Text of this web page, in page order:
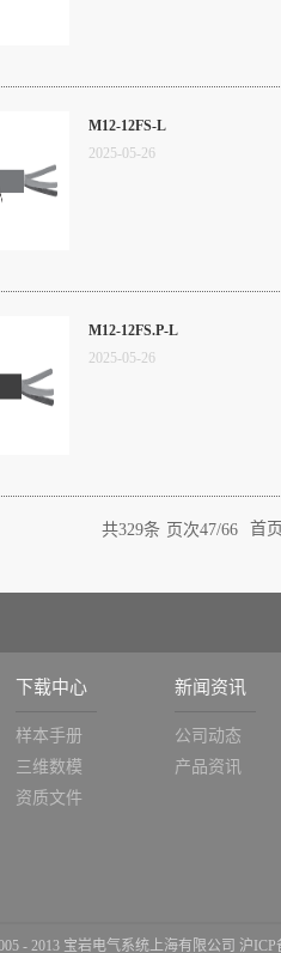
M12-12FS-L
2025-05-26
M12-12FS.P-L
2025-05-26
共329条 页次47/66 首页
下载中心
样本手册
三维数模
资质文件
新闻资讯
公司动态
产品资讯
- 2013 宝岩电气系统上海有限公司 沪ICP